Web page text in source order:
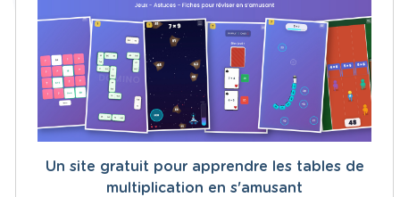
Un site gratuit pour apprendre les tables de
multiplication en s'amusant